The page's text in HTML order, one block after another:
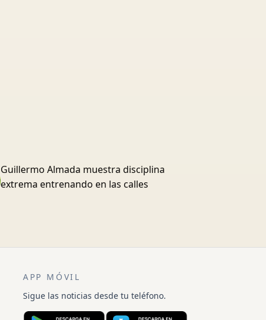
Guillermo Almada muestra disciplina
extrema entrenando en las calles
APP MÓVIL
Sigue las noticias desde tu teléfono.